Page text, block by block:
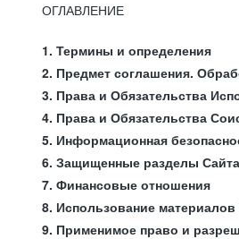
ОГЛАВЛЕНИЕ
1. Термины и определения
2. Предмет соглашения.
3. Права и Обязательства
4. Права и Обязательства
5. Информационная
6. Защищенные разделы
7. Финансовые отношения
8. Использование материалов
9. Применимое право и